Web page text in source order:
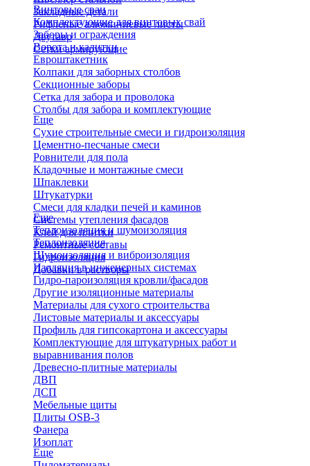
Закладные детали
Рифленые алюминиевые листы
Двутавр
Сетки армирующие
Винтовые сваи
Комплектующие для винтовых свай
Заборы и ограждения
Ворота и калитки
Евроштакетник
Колпаки для заборных столбов
Секционные заборы
Сетка для забора и проволока
Столбы для забора и комплектующие
Еще
Сухие строительные смеси и гидроизоляция
Цементно-песчаные смеси
Ровнители для пола
Кладочные и монтажные смеси
Шпаклевки
Штукатурки
Смеси для кладки печей и каминов
Системы утепления фасадов
Клей для плитки
Ремонтные составы
Гидроизоляция
Добавки в растворы
Еще
Теплоизоляция и шумоизоляция
Теплоизоляция
Шумоизоляция и виброизоляция
Изоляция в инженерных системах
Гидро-пароизоляция кровли/фасадов
Другие изоляционные материалы
Материалы для сухого строительства
Листовые материалы и аксессуары
Профиль для гипсокартона и аксессуары
Комплектующие для штукатурных работ и
выравнивания полов
Древесно-плитные материалы
ДВП
ДСП
Мебельные щиты
Плиты OSB-3
Фанера
Изоплат
Еще